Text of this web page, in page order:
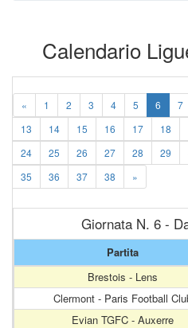
Calendario
« 1 2 3 4 5 6 7
13
14 15 16 17 18
24
25 26 27 28 29
35
36 37 38 »
Giornata N. 6 -
Partita
Brestois - Lens
Clermont - Paris Football
Evian TGFC - Auxerre